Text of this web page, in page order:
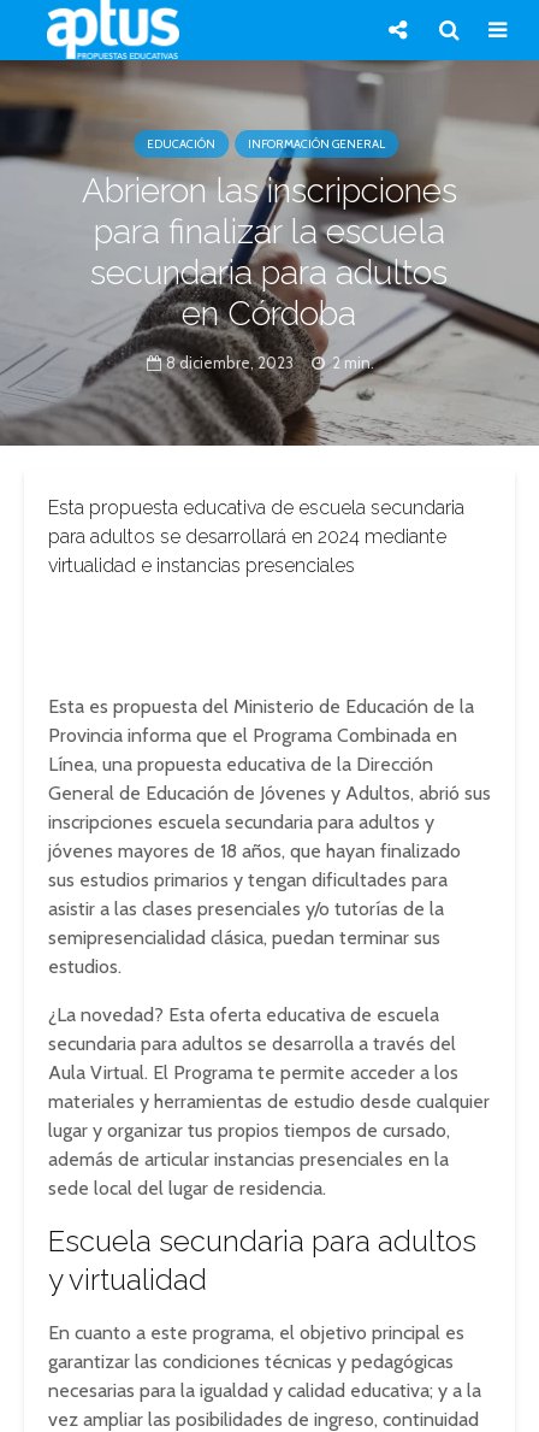
EDUCACIÓN INFORMACIÓN GENERAL
Abrieron las inscripciones
para finalizar la escuela
secundaria para adultos
en Córdoba
8 diciembre, 2023 2 min.
Esta propuesta educativa de escuela secundaria
para adultos se desarrollará en 2024 mediante
virtualidad e instancias presenciales
Esta es propuesta del Ministerio de Educación de la
Provincia informa que el Programa Combinada en
Línea, una propuesta educativa de la Dirección
General de Educación de Jóvenes y Adultos, abrió sus
inscripciones escuela secundaria para adultos y
jóvenes mayores de 18 años, que hayan finalizado
sus estudios primarios y tengan dificultades para
asistir a las clases presenciales y/o tutorías de la
semipresencialidad clásica, puedan terminar sus
estudios.
¿La novedad? Esta oferta educativa de escuela
secundaria para adultos se desarrolla a través del
Aula Virtual. El Programa te permite acceder a los
materiales y herramientas de estudio desde cualquier
lugar y organizar tus propios tiempos de cursado,
además de articular instancias presenciales en la
sede local del lugar de residencia.
Escuela secundaria para adultos
y virtualidad
En cuanto a este programa, el objetivo principal es
garantizar las condiciones técnicas y pedagógicas
necesarias para la igualdad y calidad educativa; y a la
vez ampliar las posibilidades de ingreso, continuidad